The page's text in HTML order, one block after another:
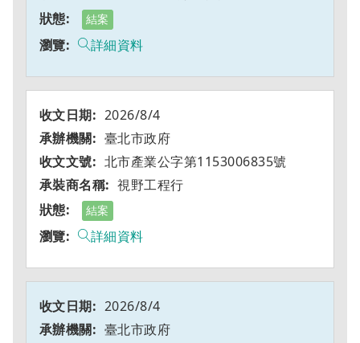
結案
詳細資料
2026/8/4
臺北市政府
北市產業公字第1153006835號
視野工程行
結案
詳細資料
2026/8/4
臺北市政府